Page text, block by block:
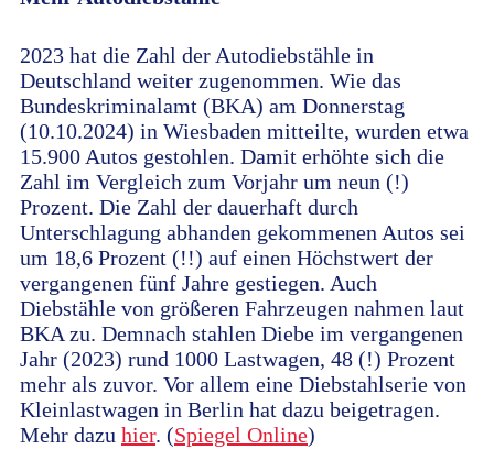
2023 hat die Zahl der Autodiebstähle in
Deutschland weiter zugenommen. Wie das
Bundeskriminalamt (BKA) am Donnerstag
(10.10.2024) in Wiesbaden mitteilte, wurden etwa
15.900 Autos gestohlen. Damit erhöhte sich die
Zahl im Vergleich zum Vorjahr um neun (!)
Prozent. Die Zahl der dauerhaft durch
Unterschlagung abhanden gekommenen Autos sei
um 18,6 Prozent (!!) auf einen Höchstwert der
vergangenen fünf Jahre gestiegen. Auch
Diebstähle von größeren Fahrzeugen nahmen laut
BKA zu. Demnach stahlen Diebe im vergangenen
Jahr (2023) rund 1000 Lastwagen, 48 (!) Prozent
mehr als zuvor. Vor allem eine Diebstahlserie von
Kleinlastwagen in Berlin hat dazu beigetragen.
Mehr dazu hier. (Spiegel Online)